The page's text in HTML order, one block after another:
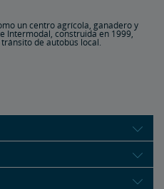
un centro agrícola, ganadero y
Intermodal, construida en 1999,
de autobús local.